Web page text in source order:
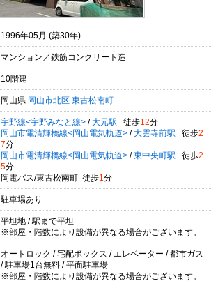
1996年05月 (築30年)
マンション／鉄筋コンクリート造
10階建
岡山県 岡山市北区 東古松南町
宇野線<宇野みなと線> / 大元駅 徒歩12分
岡山市電清輝橋線<岡山電気軌道> / 大雲寺前駅 徒歩2
7分
岡山市電清輝橋線<岡山電気軌道> / 東中央町駅 徒歩2
5分
岡電バス/東古松南町 徒歩1 分
駐車場あり
平坦地 / 駅まで平坦
※部屋・階数により設備が異なる場合がございます。
オートロック / 宅配ボックス / エレベーター / 都市ガス
/ 駐車場1台無料 / 平面駐車場
※部屋・階数により設備が異なる場合がございます。